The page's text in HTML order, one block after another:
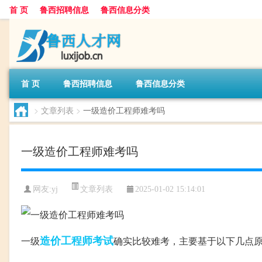
首 页 鲁西招聘信息 鲁西信息分类
首 页 鲁西招聘信息 鲁西信息分类
> 文章列表 > 一级造价工程师难考吗
一级造价工程师难考吗
网友:yj 文章列表 2025-01-02 15:14:01
一级造价工程师考试确实比较难考，主要基于以下几点